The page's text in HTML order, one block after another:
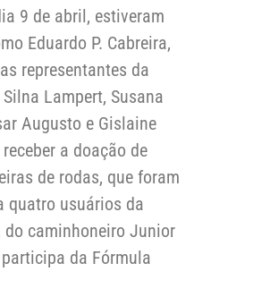
9 de abril, estiveram
Eduardo P. Cabreira,
representantes da
Silna Lampert, Susana
Augusto e Gislaine
a doação de
de rodas, que foram
quatro usuários da
caminhoneiro Junior
da Fórmula